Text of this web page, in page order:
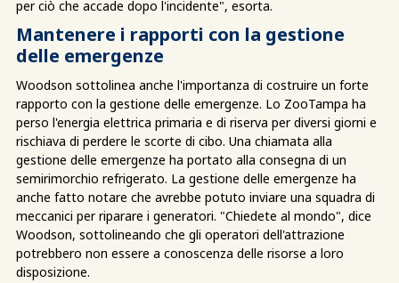
per ciò che accade dopo l'incidente", esorta.
Mantenere i rapporti con la gestione
delle emergenze
Woodson sottolinea anche l'importanza di costruire un forte
rapporto con la gestione delle emergenze. Lo ZooTampa ha
perso l'energia elettrica primaria e di riserva per diversi giorni e
rischiava di perdere le scorte di cibo. Una chiamata alla
gestione delle emergenze ha portato alla consegna di un
semirimorchio refrigerato. La gestione delle emergenze ha
anche fatto notare che avrebbe potuto inviare una squadra di
meccanici per riparare i generatori. "Chiedete al mondo", dice
Woodson, sottolineando che gli operatori dell'attrazione
potrebbero non essere a conoscenza delle risorse a loro
disposizione.